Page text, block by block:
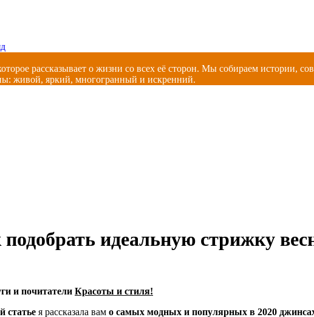
рассказывает о жизни со всех её сторон. Мы собираем
живой, яркий, многогранный и искренний.
идеальную стрижку
и почитатели Красоты и стиля!
статье я рассказала вам о самых модных и популярных в 2020